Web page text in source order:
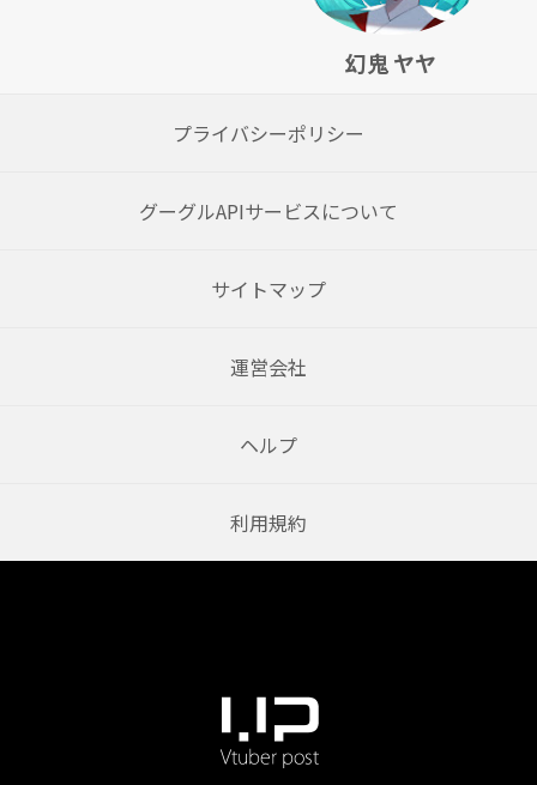
幻鬼 ヤヤ
プライバシーポリシー
グーグルAPIサービスについて
サイトマップ
運営会社
ヘルプ
利用規約